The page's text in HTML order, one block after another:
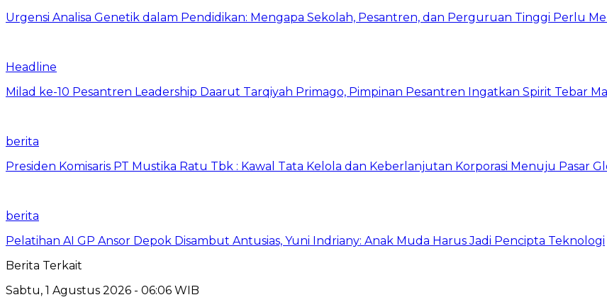
Urgensi Analisa Genetik dalam Pendidikan: Mengapa Sekolah, Pesantren, dan Perguruan Tinggi Perlu
Headline
Milad ke-10 Pesantren Leadership Daarut Tarqiyah Primago, Pimpinan Pesantren Ingatkan Spirit Tebar
berita
Presiden Komisaris PT Mustika Ratu Tbk : Kawal Tata Kelola dan Keberlanjutan Korporasi Menuju Pasar
berita
Pelatihan AI GP Ansor Depok Disambut Antusias, Yuni Indriany: Anak Muda Harus Jadi Pencipta Teknologi
Berita Terkait
Sabtu, 1 Agustus 2026 - 06:06 WIB